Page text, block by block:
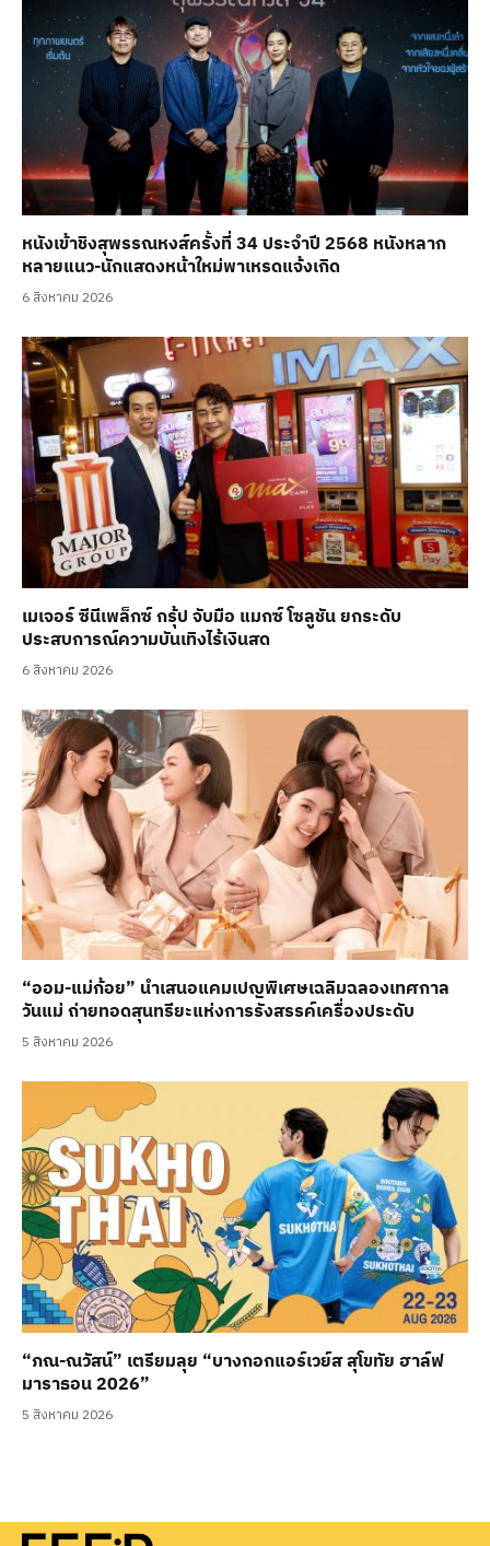
หนังเข้าชิงสุพรรณหงส์ครั้งที่ 34 ประจำปี 2568 หนังหลาก
หลายแนว-นักแสดงหน้าใหม่พาเหรดแจ้งเกิด
6 สิงหาคม 2026
เมเจอร์ ซีนีเพล็กซ์ กรุ้ป จับมือ แมกซ์ โซลูชัน ยกระดับ
ประสบการณ์ความบันเทิงไร้เงินสด
6 สิงหาคม 2026
“ออม-แม่ก้อย” นำเสนอแคมเปญพิเศษเฉลิมฉลองเทศกาล
วันแม่ ถ่ายทอดสุนทรียะแห่งการรังสรรค์เครื่องประดับ
5 สิงหาคม 2026
“ภณ-ณวัสน์” เตรียมลุย “บางกอกแอร์เวย์ส สุโขทัย ฮาล์ฟ
มาราธอน 2026”
5 สิงหาคม 2026